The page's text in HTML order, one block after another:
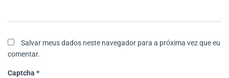
Salvar meus dados neste navegador para a próxima vez que eu
comentar.
Captcha *